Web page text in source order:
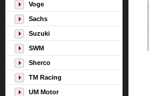
Voge
Sachs
Suzuki
SWM
Sherco
TM Racing
UM Motor